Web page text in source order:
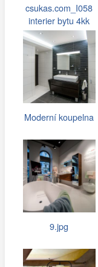
csukas.com_I058
interier bytu 4kk
079.jpg
Moderní koupelna
9.jpg